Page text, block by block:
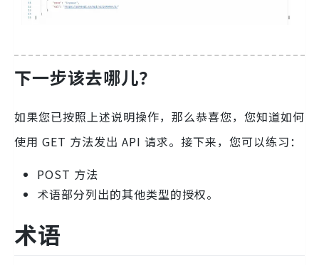
下一步该去哪儿？
如果您已按照上述说明操作，那么恭喜您，您知道如何
使用 GET 方法发出 API 请求。接下来，您可以练习：
POST 方法
术语部分列出的其他类型的授权。
术语